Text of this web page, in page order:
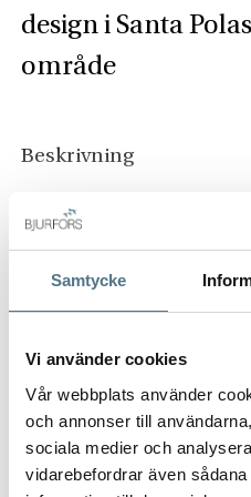
Samtycke
Vi använder cookies
Vår webbplats använder
och annonser till
sociala medier och
vidarebefordrar även
design i Santa
område
Beskrivning
I hjärtat av Santa Pola
totalrenoverade lägenhet – en
Läget är exceptionellt: endast
torget och slottet; 800 meter
Dessutom ligger bostaden
minuter från Alicante–Elche
minuter från både Elche och
för dig som värdesätter goda
HELA
Anmäl